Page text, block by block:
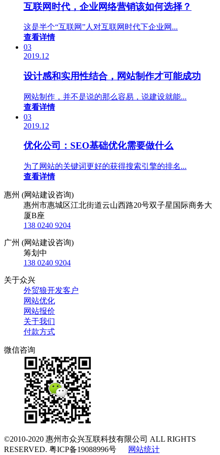
互联网时代，企业网络营销该如何选择？
这是半个“互联网”人对互联网时代下企业网...
查看详情
03
2019.12
设计感和实用性结合，网站制作才可能成功
网站制作，并不是说的那么容易，说建设就能...
查看详情
03
2019.12
优化公司：SEO基础优化需要做什么
为了网站的关键词更好的获得搜索引擎的排名...
查看详情
惠州 (网站建设咨询)
惠州市惠城区江北街道云山西路20号双子星国际商务大
厦B座
138 0240 9204
广州 (网站建设咨询)
筹划中
138 0240 9204
关于众兴
外贸狼开发客户
网站优化
网站报价
关于我们
付款方式
微信咨询
©2010-2020 惠州市众兴互联科技有限公司 ALL RIGHTS
RESERVED. 粤ICP备19088996号 网站统计